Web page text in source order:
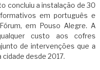
concluiu a instalação de 30
em português e
em Pouso Alegre. A
custo aos cofres
de intervenções que a
desde 2017.